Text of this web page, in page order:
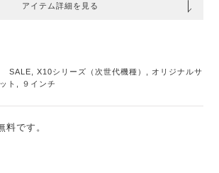
アイテム詳細を見る
SALE ,X10シリーズ（次世代機種）
オリジナルサ
ト ９インチ
です。